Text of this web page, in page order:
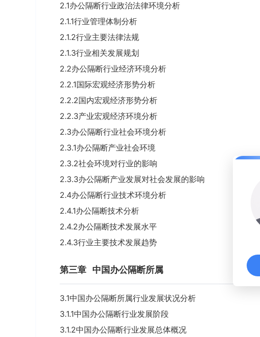
2.1办公隔断行业政治法律环境分析
2.1.1行业管理体制分析
2.1.2行业主要法律法规
2.1.3行业相关发展规划
2.2办公隔断行业经济环境分析
2.2.1国际宏观经济形势分析
2.2.2国内宏观经济形势分析
2.2.3产业宏观经济环境分析
2.3办公隔断行业社会环境分析
2.3.1办公隔断产业社会环境
2.3.2社会环境对行业的影响
2.3.3办公隔断产业发展对社会发展的影响
2.4办公隔断行业技术环境分析
2.4.1办公隔断技术分析
2.4.2办公隔断技术发展水平
2.4.3行业主要技术发展趋势
第三章 中国办公隔断所属
3.1中国办公隔断所属行业发展状况分析
3.1.1中国办公隔断行业发展阶段
3.1.2中国办公隔断行业发展总体概况